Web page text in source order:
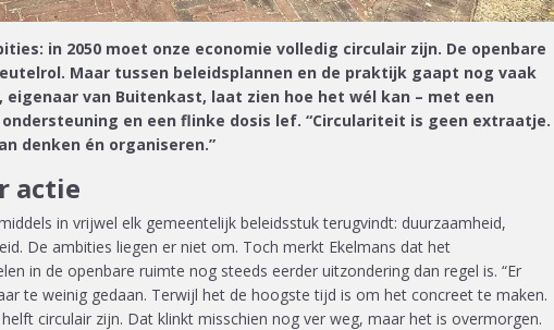
in 2050 moet onze economie volledig circulair zijn. De openbare
Maar tussen beleidsplannen en de praktijk gaapt nog vaak
eigenaar van Buitenkast, laat zien hoe het wél kan – met een
en een flinke dosis lef. “Circulariteit is geen extraatje.
denken én organiseren.”
actie
in vrijwel elk gemeentelijk beleidsstuk terugvindt: duurzaamheid,
De ambities liegen er niet om. Toch merkt Ekelmans dat het
in de openbare ruimte nog steeds eerder uitzondering dan regel is. “Er
te weinig gedaan. Terwijl het de hoogste tijd is om het concreet te maken.
circulair zijn. Dat klinkt misschien nog ver weg, maar het is overmorgen.